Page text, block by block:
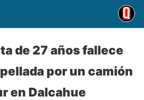
de 27 años fallece
por un camión
en Dalcahue